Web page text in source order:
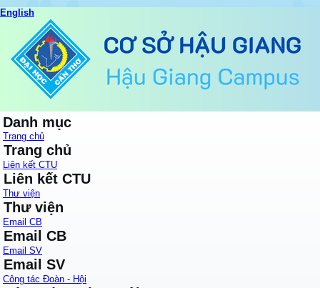
English
Danh mục
Trang chủ
Trang chủ
Liên kết CTU
Liên kết CTU
Thư viện
Thư viện
Email CB
Email CB
Email SV
Email SV
Công tác Đoàn - Hội